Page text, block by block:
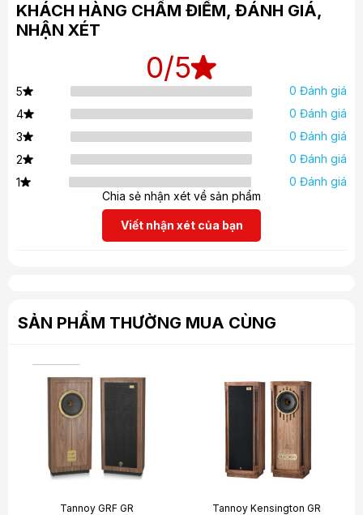
KHÁCH HÀNG CHẤM ĐIỂM, ĐÁNH GIÁ,
NHẬN XÉT
0/5
5
0 Đánh giá
4
0 Đánh giá
3
0 Đánh giá
2
0 Đánh giá
1
0 Đánh giá
Chia sẻ nhận xét về sản phẩm
Viết nhận xét của bạn
SẢN PHẨM THƯỜNG MUA CÙNG
Tannoy GRF GR Tannoy Kensington GR